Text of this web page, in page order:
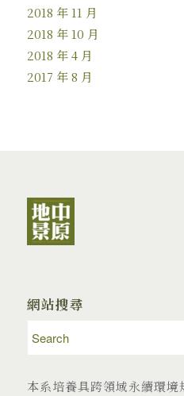
2018 年 11 月
2018 年 10 月
2018 年 4 月
2017 年 8 月
網站搜尋
本系培養具跨領域永續環